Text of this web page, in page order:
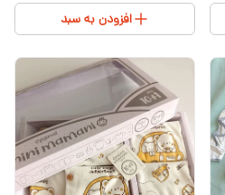
افزودن به سبد